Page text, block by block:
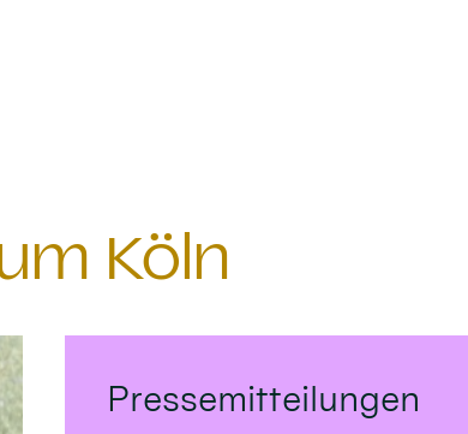
Köln
Pressemitteilungen